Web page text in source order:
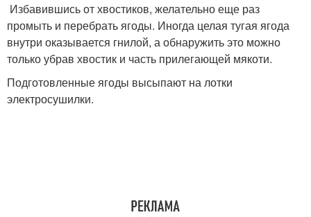
Избавившись от хвостиков, желательно еще раз
промыть и перебрать ягоды. Иногда целая тугая ягода
внутри оказывается гнилой, а обнаружить это можно
только убрав хвостик и часть прилегающей мякоти.
Подготовленные ягоды высыпают на лотки
электросушилки.